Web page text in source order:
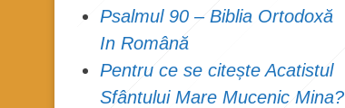
Psalmul 90 – Biblia Ortodoxă
In Română
Pentru ce se citește Acatistul
Sfântului Mare Mucenic Mina?